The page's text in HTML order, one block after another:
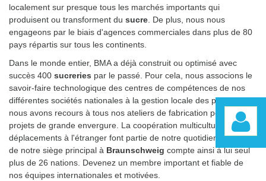
localement sur presque tous les marchés importants qui
produisent ou transforment du sucre . De plus, nous nous
engageons par le biais d'agences commerciales dans plus de 80
pays répartis sur tous les continents.
Dans le monde entier, BMA a déjà construit ou optimisé avec
succès 400 sucreries par le passé. Pour cela, nous associons le
savoir-faire technologique des centres de compétences de nos
différentes sociétés nationales à la gestion locale des projets et
nous avons recours à tous nos ateliers de fabrication pour les
projets de grande envergure. La coopération multiculturelle et les
déplacements à l'étranger font partie de notre quotidien. L'effectif
de notre siège principal à Braunschweig compte ainsi à lui seul
plus de 26 nations. Devenez un membre important et fiable de
nos équipes internationales et motivées.